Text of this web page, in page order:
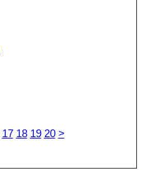
17 18 19 20 >